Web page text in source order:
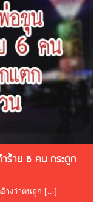
ร้าย 6 คน กระดูก
อ้างว่าตนถูก […]